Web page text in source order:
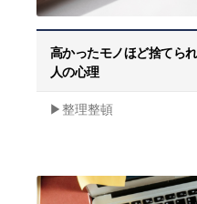
高かったモノほど捨てら
人の心理
▶︎整理整頓